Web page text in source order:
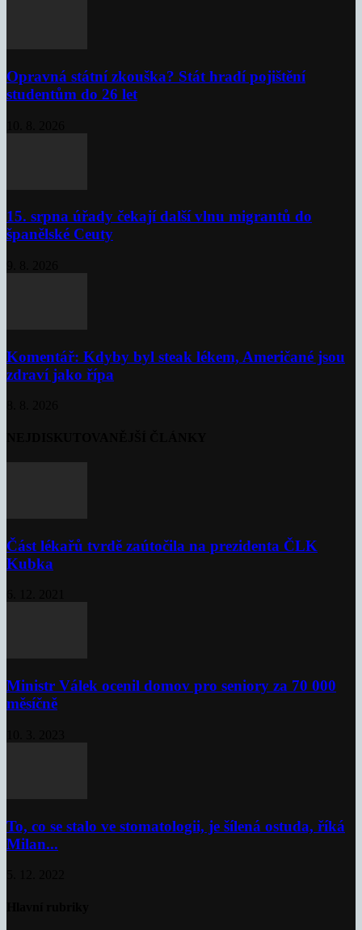
Opravná státní zkouška? Stát hradí pojištění
studentům do 26 let
15. srpna úřady čekají další vlnu migrantů do
španělské Ceuty
Komentář: Kdyby byl steak lékem, Američané jsou
zdraví jako řípa
Část lékařů tvrdě zaútočila na prezidenta ČLK
Kubka
Ministr Válek ocenil domov pro seniory za 70 000
měsíčně
To, co se stalo ve stomatologii, je šílená ostuda, říká
Milan...